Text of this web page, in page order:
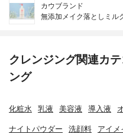
カウブランド
無添加メイク落としミル
クレンジング関連カ
ング
化粧水 乳液 美容液 導入液
ナイトパウダー 洗顔料 アイメ